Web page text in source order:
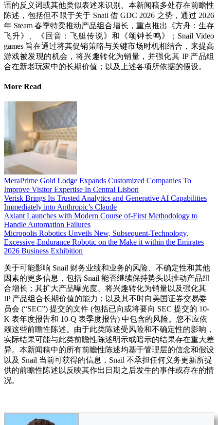
语的反义词或其他类似表述来识别。本新闻稿多处存在前瞻性
陈述，包括但不限于关于 Snail 借 GDC 2026 之势，通过 2026
年 Steam 春季特卖推动产品组合增长，重点推出《方舟：生存
飞升》、《回音：飞艇传说》和《颂钟长鸣》；Snail Video
games 旨在通过将其促销策略与关键市场时机相结合，来提高
游戏被发现的机会，将兴趣转化为销量，并强化其 IP 产品组
合在新老玩家中的长期价值；以及上述各项所依据的假设。
More Read
MeraPrime Gold Lodge Expands Customized Companies To
Improve Visitor Expertise In Central Lisbon
Verisk Brings Its Trusted Analytics and Generative AI Capabilities
Immediately into Anthropic’s Claude
Axiant Launches with Modern Course of-First Methodology to
Handle Automation Failures
Micropolis Robotics Unveils New, Subsequent-Technology,
Excessive-Endurance Robotic on the Make it within the Emirates
2026 Business Exhibition
关于可能影响 Snail 财务业绩和业务的风险、不确定性和其他
因素的更多信息，包括 Snail 能否继续保持势头以推动产品组
合增长；其扩大产品曝光度、将兴趣转化为销量以及强化其
IP 产品组合长期价值的能力；以及其不时向美国证券交易委
员会 (“SEC”) 提交的文件 (包括已向或将要向 SEC 提交的 10-
K 表年度报告和 10-Q 表季度报告) 中包含的风险。您不应依
赖这些前瞻性陈述。由于此类陈述受风险和不确定性的影响，
实际结果可能与此类前瞻性陈述明示或暗示的结果存在重大差
异。本新闻稿中的所有前瞻性陈述均基于管理层的信念和假设
以及 Snail 当前可获得的信息，Snail 不承担任何义务更新所提
供的前瞻性陈述以反映其作出日期之后发生的事件或存在的情
况。